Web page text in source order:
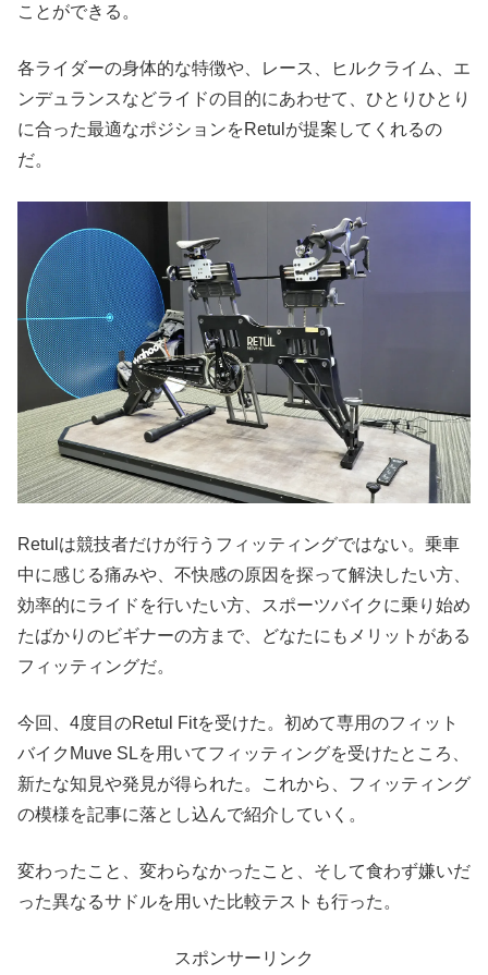
ことができる。
各ライダーの身体的な特徴や、レース、ヒルクライム、エ
ンデュランスなどライドの目的にあわせて、ひとりひとり
に合った最適なポジションをRetulが提案してくれるの
だ。
Retulは競技者だけが行うフィッティングではない。乗車
中に感じる痛みや、不快感の原因を探って解決したい方、
効率的にライドを行いたい方、スポーツバイクに乗り始め
たばかりのビギナーの方まで、どなたにもメリットがある
フィッティングだ。
今回、4度目のRetul Fitを受けた。初めて専用のフィット
バイクMuve SLを用いてフィッティングを受けたところ、
新たな知見や発見が得られた。これから、フィッティング
の模様を記事に落とし込んで紹介していく。
変わったこと、変わらなかったこと、そして食わず嫌いだ
った異なるサドルを用いた比較テストも行った。
スポンサーリンク